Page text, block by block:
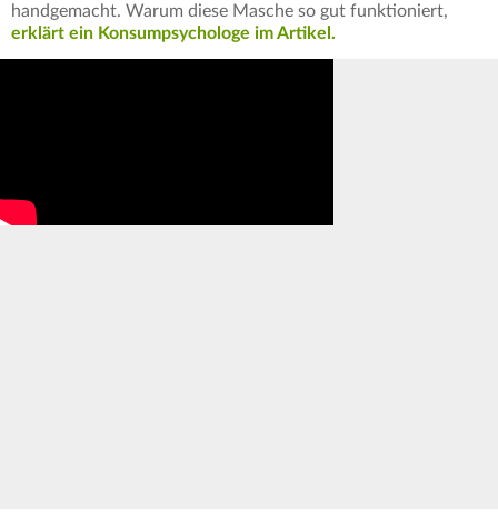
handgemacht. Warum diese Masche so gut funktioniert,
erklärt ein Konsumpsychologe im Artikel.